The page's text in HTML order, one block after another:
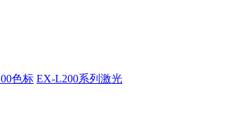
色标 EX-L200系列激光